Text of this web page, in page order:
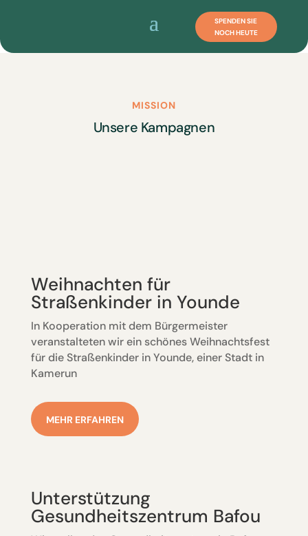
SPENDEN SIE
NOCH HEUTE
MISSION
Unsere Kampagnen
Weihnachten für
Straßenkinder in Younde
In Kooperation mit dem Bürgermeister
veranstalteten wir ein schönes Weihnachtsfest
für die Straßenkinder in Younde, einer Stadt in
Kamerun
MEHR ERFAHREN
Unterstützung
Gesundheitszentrum Bafou